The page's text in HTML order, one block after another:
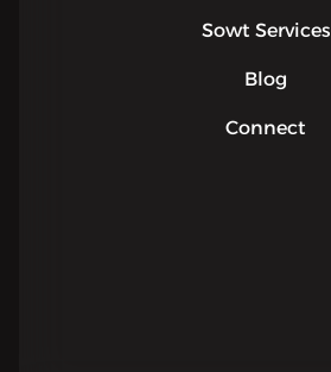
Sowt Services
Blog
Connect